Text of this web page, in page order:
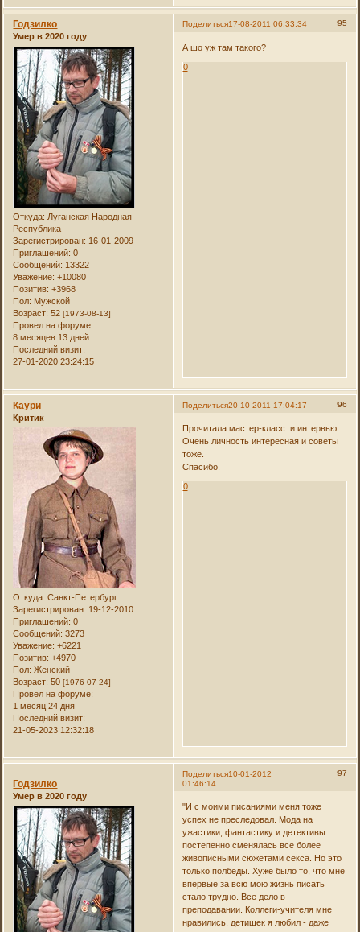
Поделиться 95
17-08-2011 06:33:34
Годзилко
Умер в 2020 году
Откуда: Луганская Народная
Республика
Зарегистрирован: 16-01-2009
Приглашений: 0
Сообщений: 13322
Уважение: +10080
Позитив: +3968
Пол: Мужской
Возраст: 52[1973-08-13]
Провел на форуме:
8 месяцев 13 дней
Последний визит:
27-01-2020 23:24:15
А шо уж там такого?
0
Поделиться 96
20-10-2011 17:04:17
Каури
Критик
Откуда: Санкт-Петербург
Зарегистрирован: 19-12-2010
Приглашений: 0
Сообщений: 3273
Уважение: +6221
Позитив: +4970
Пол: Женский
Возраст: 50[1976-07-24]
Провел на форуме:
1 месяц 24 дня
Последний визит:
21-05-2023 12:32:18
Прочитала мастер-класс и интервью.
Очень личность интересная и советы
тоже.
Спасибо.
0
Поделиться 97
10-01-2012
01:46:14
Годзилко
Умер в 2020 году
"И с моими писаниями меня тоже
успех не преследовал. Мода на
ужастики, фантастику и детективы
постепенно сменялась все более
живописными сюжетами секса. Но это
только полбеды. Хуже было то, что мне
впервые за всю мою жизнь писать
стало трудно. Все дело в
преподавании. Коллеги-учителя мне
нравились, детишек я любил - даже